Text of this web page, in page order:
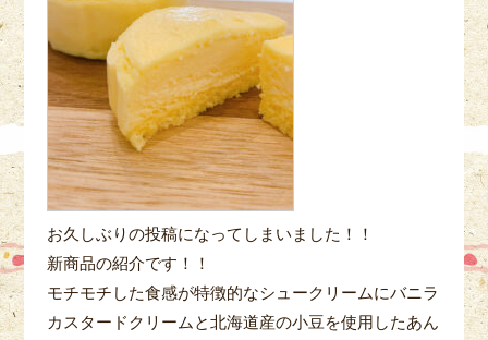
お久しぶりの投稿になってしまいました！！
新商品の紹介です！！
モチモチした食感が特徴的なシュークリームにバニラ
カスタードクリームと北海道産の小豆を使用したあん